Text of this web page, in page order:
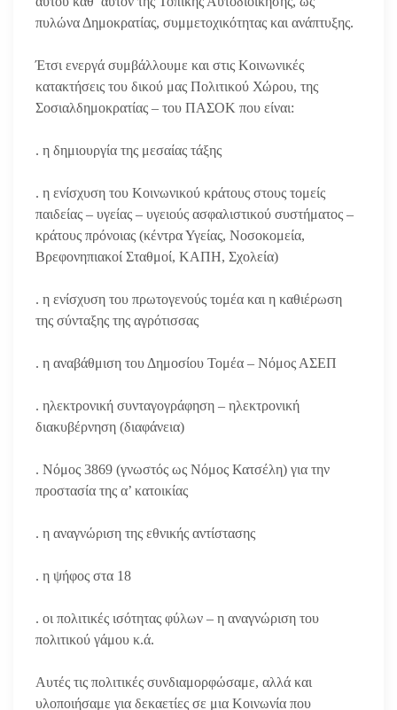
πυλώνα Δημοκρατίας, συμμετοχικότητας και ανάπτυξης.
Έτσι ενεργά συμβάλλουμε και στις Κοινωνικές
κατακτήσεις του δικού μας Πολιτικού Χώρου, της
Σοσιαλδημοκρατίας – του ΠΑΣΟΚ που είναι:
. η δημιουργία της μεσαίας τάξης
. η ενίσχυση του Κοινωνικού κράτους στους τομείς
παιδείας – υγείας – υγειούς ασφαλιστικού συστήματος –
κράτους πρόνοιας (κέντρα Υγείας, Νοσοκομεία,
Βρεφονηπιακοί Σταθμοί, ΚΑΠΗ, Σχολεία)
. η ενίσχυση του πρωτογενούς τομέα και η καθιέρωση
της σύνταξης της αγρότισσας
. η αναβάθμιση του Δημοσίου Τομέα – Νόμος ΑΣΕΠ
. ηλεκτρονική συνταγογράφηση – ηλεκτρονική
διακυβέρνηση (διαφάνεια)
. Νόμος 3869 (γνωστός ως Νόμος Κατσέλη) για την
προστασία της α’ κατοικίας
. η αναγνώριση της εθνικής αντίστασης
. η ψήφος στα 18
. οι πολιτικές ισότητας φύλων – η αναγνώριση του
πολιτικού γάμου κ.ά.
Αυτές τις πολιτικές συνδιαμορφώσαμε, αλλά και
υλοποιήσαμε για δεκαετίες σε μια Κοινωνία που